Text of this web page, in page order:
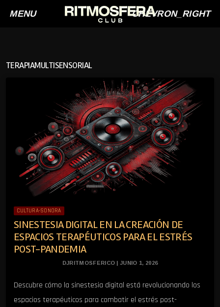
MENU CHEVRON_RIGHT
TERAPIAMULTISENSORIAL
CULTURA-SONORA
SINESTESIA DIGITAL EN LA CREACIÓN DE
ESPACIOS TERAPÉUTICOS PARA EL ESTRÉS
POST-PANDEMIA
DJRITMOSFERICO | JUNIO 1, 2026
Descubre cómo la sinestesia digital está revolucionando los
espacios terapéuticos para combatir el estrés post-